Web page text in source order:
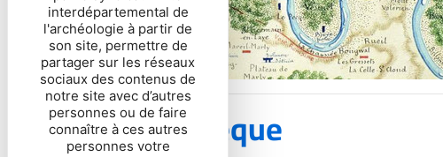
La bibliothèque
interdépartemental de
l'archéologie à partir de
son site, permettre de
partager sur les réseaux
sociaux des contenus de
notre site avec d’autres
personnes ou de faire
connaître à ces autres
personnes votre